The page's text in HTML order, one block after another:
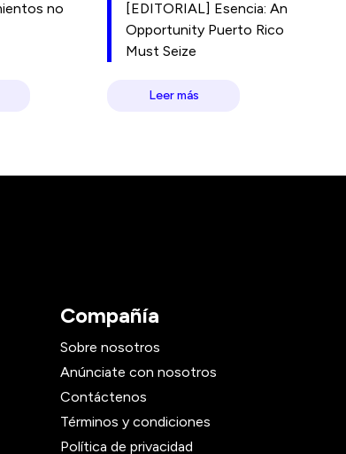
no
[EDITORIAL] Esencia: An
Opportunity Puerto Rico
Must Seize
Leer más
Compañía
Sobre nosotros
Anúnciate con nosotros
Contáctenos
Términos y condiciones
Política de privacidad